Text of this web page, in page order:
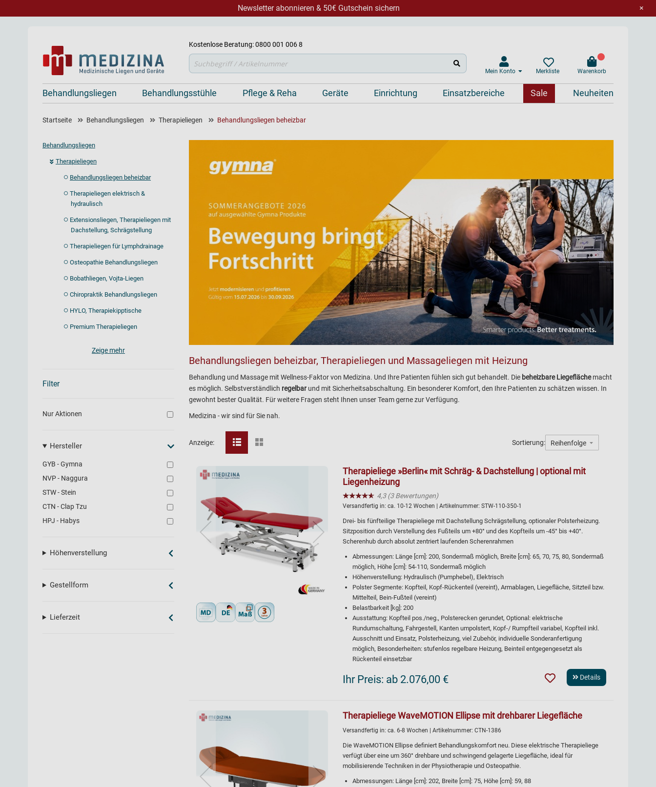
×
Newsletter abonnieren & 50€ Gutschein sichern
Kostenlose Beratung: 0800 001 006 8
Mein Konto Merkliste Warenkorb
Suche
Behandlungsliegen Behandlungsstühle Pflege & Reha Geräte Einrichtung Einsatzbereiche Sale Neuheiten
Startseite Behandlungsliegen Therapieliegen Behandlungsliegen beheizbar
Behandlungsliegen
Therapieliegen
Behandlungsliegen beheizbar
Therapieliegen elektrisch &
hydraulisch
Extensionsliegen, Therapieliegen mit
Dachstellung, Schrägstellung
Therapieliegen für Lymphdrainage
Osteopathie Behandlungsliegen
Bobathliegen, Vojta-Liegen
Chiropraktik Behandlungsliegen
HYLO, Therapiekipptische
Premium Therapieliegen
Zeige mehr
Filter
Nur Aktionen
Hersteller
GYB - Gymna
NVP - Naggura
STW - Stein
CTN - Clap Tzu
HPJ - Habys
Höhenverstellung
Gestellform
Lieferzeit
Behandlungsliegen beheizbar, Therapieliegen und Massageliegen mit Heizung
Behandlung und Massage mit Wellness-Faktor von Medizina. Und Ihre Patienten fühlen sich gut behandelt. Die beheizbare Liegeflächemacht
es möglich. Selbstverständlich regelbar und mit Sicherheitsabschaltung. Ein besonderer Komfort, den Ihre Patienten zu schätzen wissen. In
gewohnt bester Qualität. Für weitere Fragen steht Ihnen unser Team gerne zur Verfügung.
Medizina - wir sind für Sie nah.
Anzeige: Sortierung:
Therapieliege »Berlin« mit Schräg- & Dachstellung | optional mit
Liegenheizung
★★★★★
☆☆☆☆☆ 4,3 (3 Bewertungen)
Versandfertig in: ca. 10-12 Wochen | Artikelnummer: STW-110-350-1
Drei- bis fünfteilige Therapieliege mit Dachstellung Schrägstellung, optionaler Polsterheizung.
Sitzposition durch Verstellung des Fußteils um +80° und des Kopfteils um -45° bis +40°.
Scherenhub durch absolut zentriert laufenden Scherenrahmen
Abmessungen: Länge [cm]: 200, Sondermaß möglich, Breite [cm]: 65, 70, 75, 80, Sondermaß
möglich, Höhe [cm]: 54-110, Sondermaß möglich
Höhenverstellung: Hydraulisch (Pumphebel), Elektrisch
Polster Segmente: Kopfteil, Kopf-Rückenteil (vereint), Armablagen, Liegefläche, Sitzteil bzw.
Mittelteil, Bein-Fußteil (vereint)
Belastbarkeit [kg]: 200
Ausstattung: Kopfteil pos./neg., Polsterecken gerundet, Optional: elektrische
Rundumschaltung, Fahrgestell, Kanten umpolstert, Kopf-/ Rumpfteil variabel, Kopfteil inkl.
Ausschnitt und Einsatz, Polsterheizung, viel Zubehör, individuelle Sonderanfertigung
möglich, Besonderheiten: stufenlos regelbare Heizung, Beinteil entgegengesetzt als
Rückenteil einsetzbar
Ihr Preis: ab 2.076,00 € Details
Therapieliege WaveMOTION Ellipse mit drehbarer Liegefläche
Versandfertig in: ca. 6-8 Wochen | Artikelnummer: CTN-1386
Die WaveMOTION Ellipse definiert Behandlungskomfort neu. Diese elektrische Therapieliege
verfügt über eine um 360° drehbare und schwingend gelagerte Liegefläche, ideal für
mobilisierende Techniken in der Physiotherapie und Osteopathie.
Abmessungen: Länge [cm]: 202, Breite [cm]: 75, Höhe [cm]: 59, 88